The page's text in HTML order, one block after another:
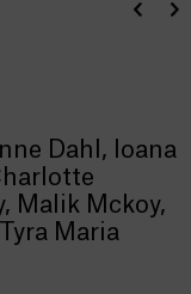
Dahl, Ioana
Malik Mckoy,
Maria